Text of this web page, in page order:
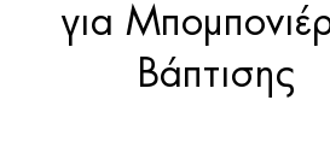
για
Βάπτισης